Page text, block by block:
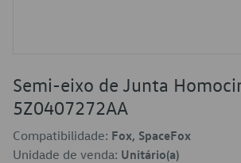
Semi-eixo de Junta
5Z0407272AA
Compatibilidade: Fox, SpaceFox
Unidade de venda: Unitário(a)